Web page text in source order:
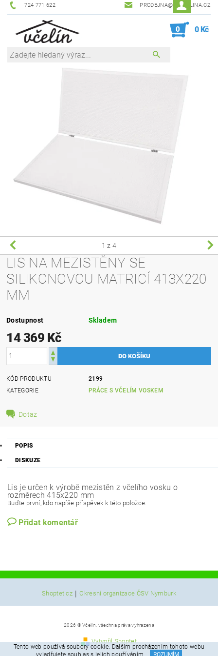
724 771 622 PRODEJNA@ZEVCELINA.CZ
0 0 Kč
1 z 4
LIS NA MEZISTĚNY SE
SILIKONOVOU MATRICÍ 413X220
MM
Dostupnost Skladem
14 369 Kč
KÓD PRODUKTU
2199
KATEGORIE
PRÁCE S VČELÍM VOSKEM
Dotaz
POPIS
DISKUZE
Lis je určen k výrobě mezistěn z včelího vosku o
rozměrech 415x220 mm
Buďte první, kdo napíše příspěvek k této položce.
Přidat komentář
Shoptet.cz | Okresní organizace ČSV Nymburk
2026 © Včelín, všechna práva vyhrazena
Vytvořil Shoptet
Tento web používá soubory cookie. Dalším procházením tohoto webu
vyjadřujete souhlas s jejich používáním.
ROZUMÍM